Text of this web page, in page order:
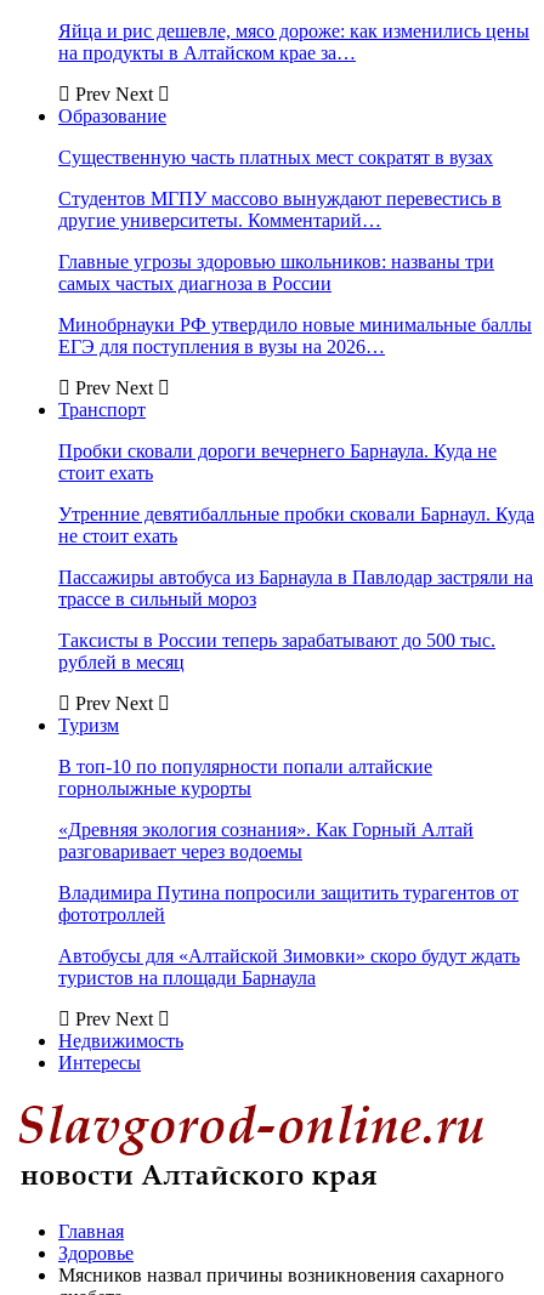
Яйца и рис дешевле, мясо дороже: как изменились цены
на продукты в Алтайском крае за…
Prev Next
Образование
Существенную часть платных мест сократят в вузах
Студентов МГПУ массово вынуждают перевестись в
другие университеты. Комментарий…
Главные угрозы здоровью школьников: названы три
самых частых диагноза в России
Минобрнауки РФ утвердило новые минимальные баллы
ЕГЭ для поступления в вузы на 2026…
Prev Next
Транспорт
Пробки сковали дороги вечернего Барнаула. Куда не
стоит ехать
Утренние девятибалльные пробки сковали Барнаул. Куда
не стоит ехать
Пассажиры автобуса из Барнаула в Павлодар застряли на
трассе в сильный мороз
Таксисты в России теперь зарабатывают до 500 тыс.
рублей в месяц
Prev Next
Туризм
В топ-10 по популярности попали алтайские
горнолыжные курорты
«Древняя экология сознания». Как Горный Алтай
разговаривает через водоемы
Владимира Путина попросили защитить турагентов от
фототроллей
Автобусы для «Алтайской Зимовки» скоро будут ждать
туристов на площади Барнаула
Prev Next
Недвижимость
Интересы
Главная
Здоровье
Мясников назвал причины возникновения сахарного